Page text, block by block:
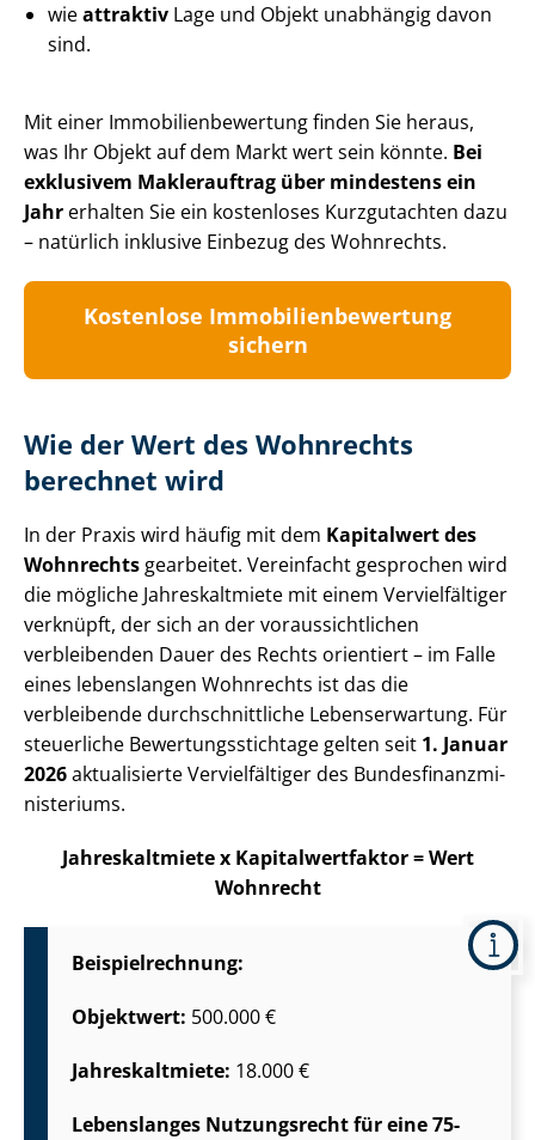
wieattraktiv Lage und Objekt unabhängig davon
sind.
Mit einer Im­mo­bi­li­en­be­wer­tung finden Sie heraus,
was Ihr Objekt auf dem Markt wert sein könnte. Bei
exklusivem Maklerauftrag über mindestens ein
Jahr erhalten Sie ein kostenloses Kurzgutachten dazu
– natürlich inklusive Einbezug des Wohnrechts.
Kostenlose Im­mo­bi­li­en­be­wer­tung
sichern
Wie der Wert des Wohnrechts
berechnet wird
In der Praxis wird häufig mit dem Kapitalwert des
Wohnrechts gearbeitet. Vereinfacht gesprochen wird
die mögliche Jahreskaltmiete mit einem Vervielfältiger
verknüpft, der sich an der vor­aus­sicht­li­chen
verbleibenden Dauer des Rechts orientiert – im Falle
eines lebenslangen Wohnrechts ist das die
verbleibende durch­schnitt­li­che Lebenserwartung. Für
steuerliche Be­wer­tungs­stich­ta­ge gelten seit 1. Januar
2026aktualisierte Vervielfältiger des Bun­des­fi­nanz­mi­
nis­te­ri­ums.
Jahreskaltmiete x Ka­pi­tal­wert­fak­tor = Wert
Wohnrecht
Bei­spiel­rech­nung:
Objektwert: 500.000 €
Jahreskaltmiete: 18.000 €
Lebenslanges Nutzungsrecht für eine 75-